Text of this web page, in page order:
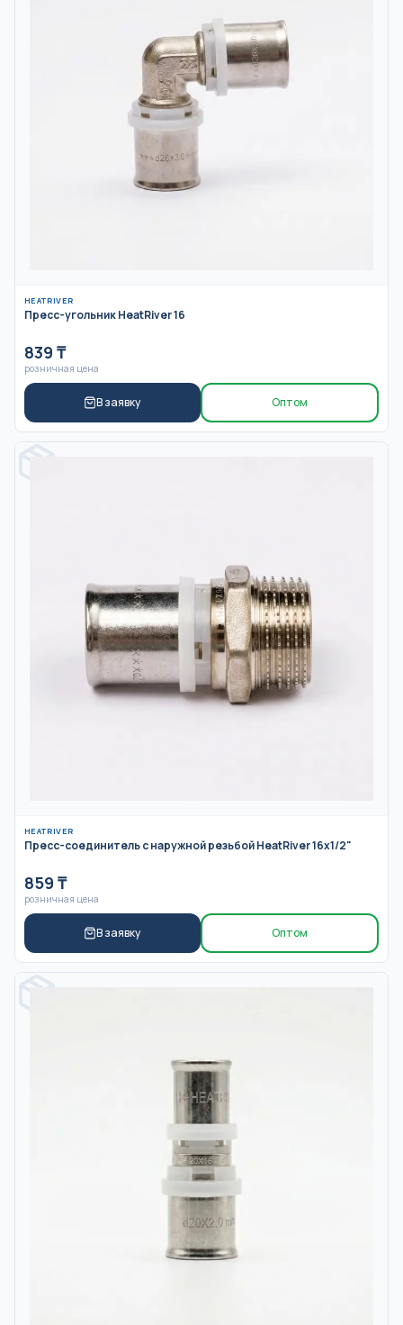
HEATRIVER
Пресс-угольник HeatRiver 16
839 ₸
розничная цена
В заявку Оптом
HEATRIVER
Пресс-соединитель с наружной резьбой HeatRiver 16x1/2"
859 ₸
розничная цена
В заявку Оптом